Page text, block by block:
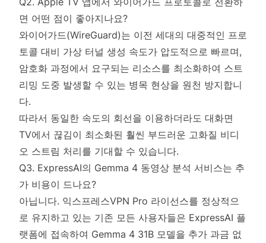
면 어떤 점이 좋아지나요?
와이어가드(WireGuard)는 이전 세대의 대중적인 프로
토콜 대비 가상 터널 생성 속도가 압도적으로 빠르며,
암호화 과정에서 요구되는 리소스를 최소화하여 스트
리밍 도중 발생할 수 있는 병목 현상을 원천 방지합니
다.
따라서 동일한 속도의 회선을 이용하더라도 대화면
TV에서 끊김이 최소화된 훨씬 부드러운 고화질 비디
오 스트림 처리를 기대할 수 있습니다.
Q3. ExpressAI의 Gemma 4 동영상 분석 서비스는 추
가 비용이 드나요?
아닙니다. 익스프레스VPN Pro 라이선스를 정상적으
로 유지하고 있는 기존 모든 사용자들은 ExpressAI 플
랫폼에 접속하여 Gemma 4 31B 모델을 추가 과금 없